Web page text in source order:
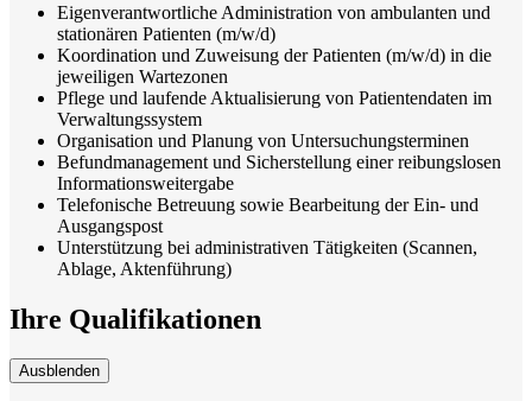
Eigenverantwortliche Administration von ambulanten und
stationären Patienten (m/w/d)
Koordination und Zuweisung der Patienten (m/w/d) in die
jeweiligen Wartezonen
Pflege und laufende Aktualisierung von Patientendaten im
Verwaltungssystem
Organisation und Planung von Untersuchungsterminen
Befundmanagement und Sicherstellung einer reibungslosen
Informationsweitergabe
Telefonische Betreuung sowie Bearbeitung der Ein- und
Ausgangspost
Unterstützung bei administrativen Tätigkeiten (Scannen,
Ablage, Aktenführung)
Ihre Qualifikationen
Ausblenden